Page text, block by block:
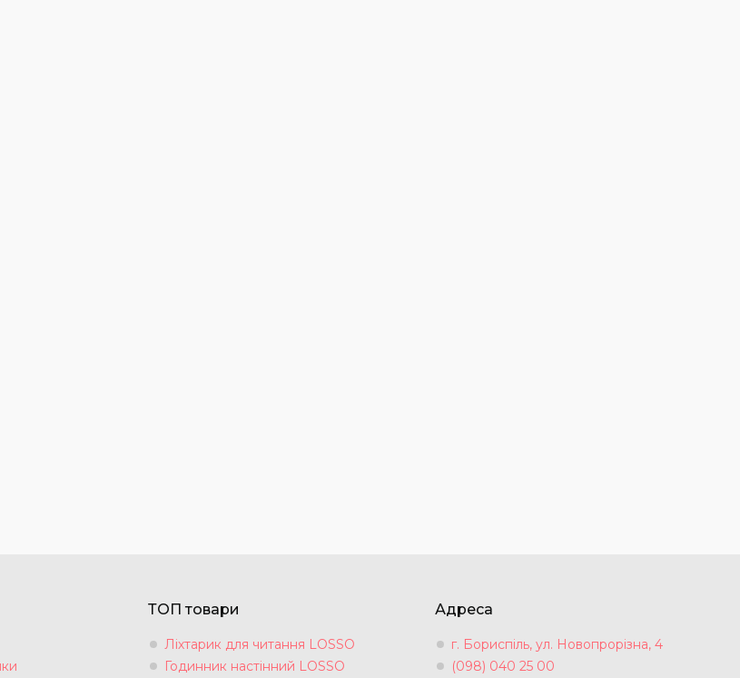
ТОП товари
Ліхтарик для читання LOSSO
Годинник настінний LOSSO
Адреса
г. Бориспіль, ул. Новопрорізна, 4
(098) 040 25 00